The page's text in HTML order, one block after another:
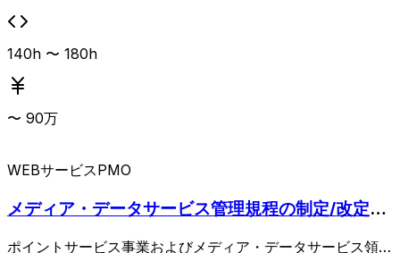
トします。 規程整備を一人称で推進し、上位規程から下位
す。
140h 〜 180h
〜 90万
WEBサービスPMO
メディア・データサービス管理規程の制定/改定支
ポイントサービス事業およびメディア・データサービス領域